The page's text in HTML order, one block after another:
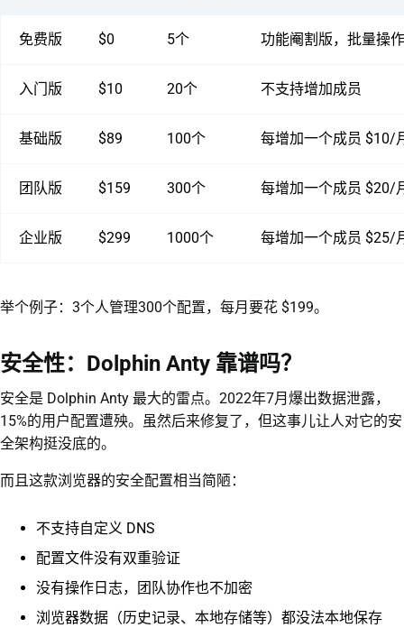
免费版 $0 5个 功能阉割版，批量操
入门版 $10 20个 不支持增加成员
基础版 $89 100个 每增加一个成员 $10/
团队版 $159 300个 每增加一个成员 $20/
企业版 $299 1000个 每增加一个成员 $25/
举个例子：3个人管理300个配置，每月要花 $199。
安全性：Dolphin Anty 靠谱吗？
安全是 Dolphin Anty 最大的雷点。2022年7月爆出数据泄露，
15%的用户配置遭殃。虽然后来修复了，但这事儿让人对它的安
全架构挺没底的。
而且这款浏览器的安全配置相当简陋：
不支持自定义 DNS
配置文件没有双重验证
没有操作日志，团队协作也不加密
浏览器数据（历史记录、本地存储等）都没法本地保存